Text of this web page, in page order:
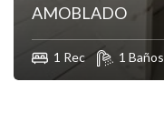
AMOBLADO
1 Rec 1 Baños